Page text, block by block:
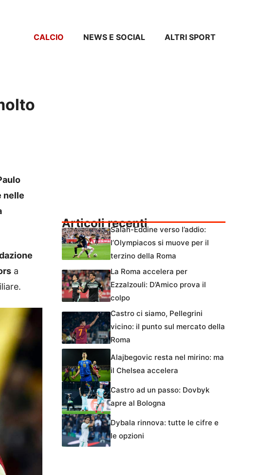
CALCIO NEWS E SOCIAL ALTRI SPORT
nelle
a
Articoli recentiSalah-Eddine verso l’addio:
l’Olympiacos si muove per il
terzino della Roma
La Roma accelera per
Ezzalzouli: D’Amico prova il
colpo
Castro ci siamo, Pellegrini
vicino: il punto sul mercato della
Roma
Alajbegovic resta nel mirino: ma
il Chelsea accelera
Castro ad un passo: Dovbyk
apre al Bologna
Dybala rinnova: tutte le cifre e
le opzioni